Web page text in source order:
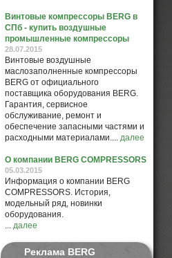
Винтовые компрессоры BERG в
СПб - купить воздушные
промышленные компрессоры
28.07.2015
Винтовые воздушные
маслозаполненные компрессоры
BERG от официального
поставщика оборудования BERG.
Гарантия, сервисное
обслуживание, ремонт и
обеспечение запасными частями и
расходными материалами.... далее
О компании BERG COMPRESSORS
05.03.2015
Информация о компании BERG
COMPRESSORS. История,
модельный ряд, новинки
оборудования.
далее
Реклама BERG